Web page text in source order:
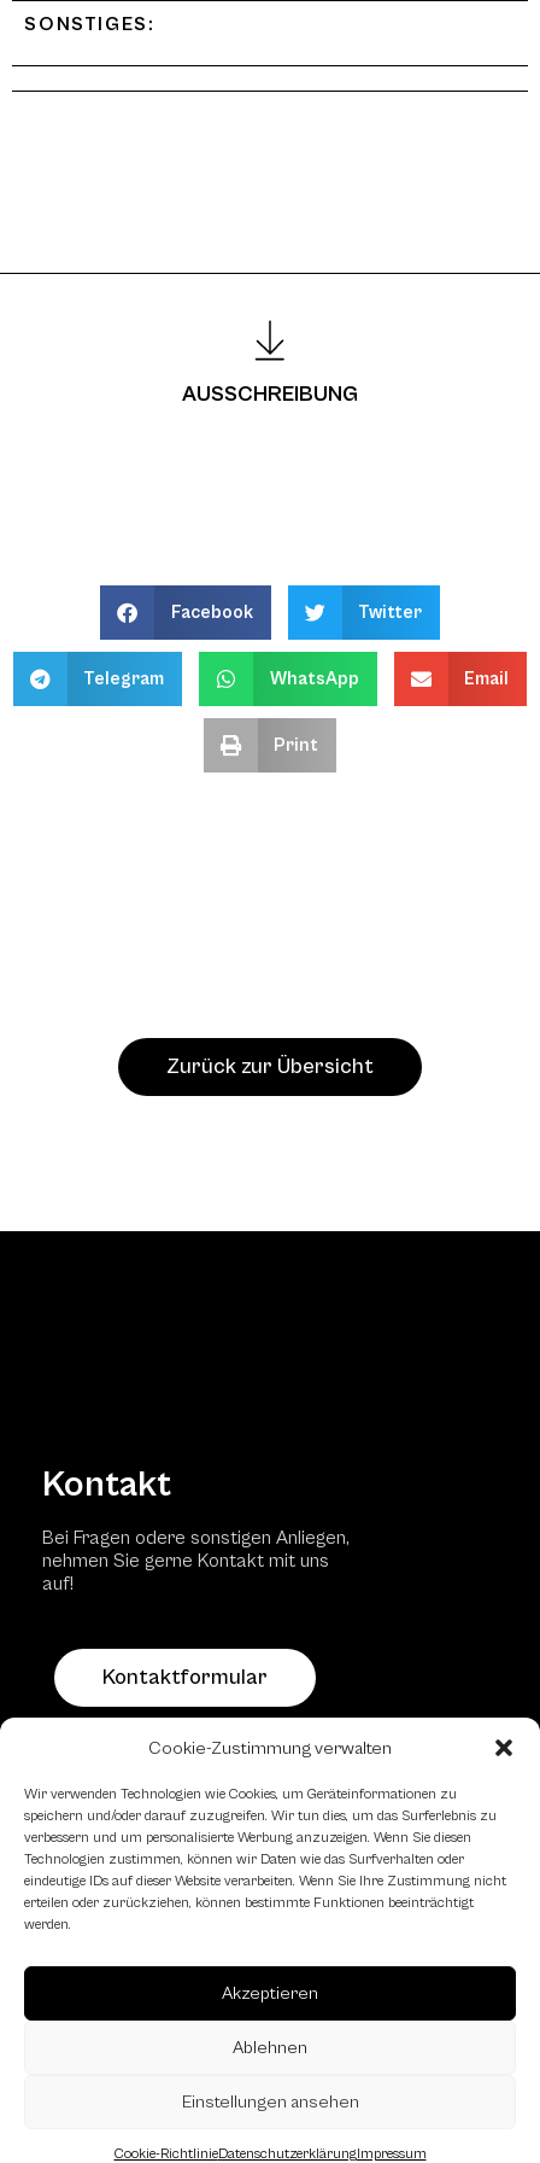
Cookie-Zustimmung verwalten
Wir verwenden Technologien wie Cookies, um Geräteinformationen zu
speichern und/oder darauf zuzugreifen. Wir tun dies, um das Surferlebnis zu
verbessern und um personalisierte Werbung anzuzeigen. Wenn Sie diesen
Technologien zustimmen, können wir Daten wie das Surfverhalten oder
eindeutige IDs auf dieser Website verarbeiten. Wenn Sie Ihre Zustimmung nicht
erteilen oder zurückziehen, können bestimmte Funktionen beeinträchtigt
werden.
Akzeptieren
Ablehnen
Einstellungen ansehen
Cookie-RichtlinieDatenschutzerklärungImpressum
SONSTIGES:
AUSSCHREIBUNG
Facebook Twitter
Telegram WhatsApp Email
Print
Zurück zur Übersicht
Kontakt
Bei Fragen odere sonstigen Anliegen,
nehmen Sie gerne Kontakt mit uns
auf!
Kontaktformular
Schachfreundliche Lokale